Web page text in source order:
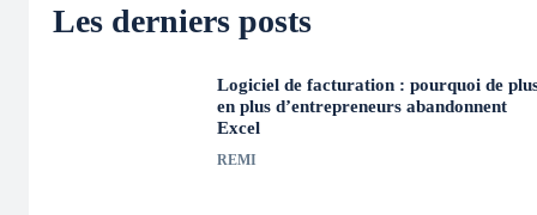
Les derniers posts
Logiciel de facturation : pourquoi de
en plus d’entrepreneurs abandonnent
Excel
REMI